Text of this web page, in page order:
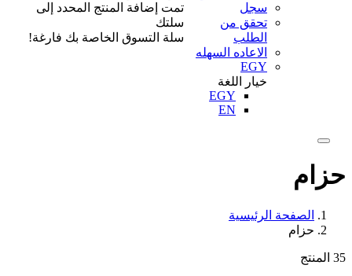
سجل
تحقق من
الطلب
الاعاده السهله
EGY
خيار اللغة
EGY
EN
تمت إضافة المنتج المحدد إلى
سلتك
سلة التسوق الخاصة بك فارغة!
حزام
الصفحة الرئيسية
حزام
35 المنتج